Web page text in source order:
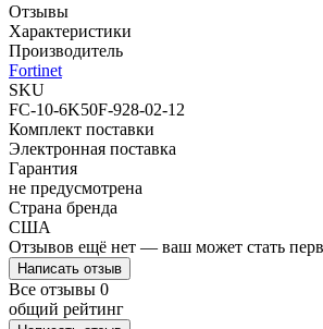
Отзывы
Характеристики
Производитель
Fortinet
SKU
FC-10-6K50F-928-02-12
Комплект поставки
Электронная поставка
Гарантия
не предусмотрена
Страна бренда
США
Отзывов ещё нет — ваш может стать
Написать отзыв
Все отзывы 0
общий рейтинг